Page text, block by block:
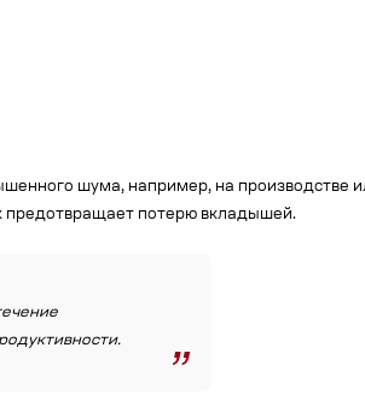
шума, например, на производстве
предотвращает потерю вкладышей.